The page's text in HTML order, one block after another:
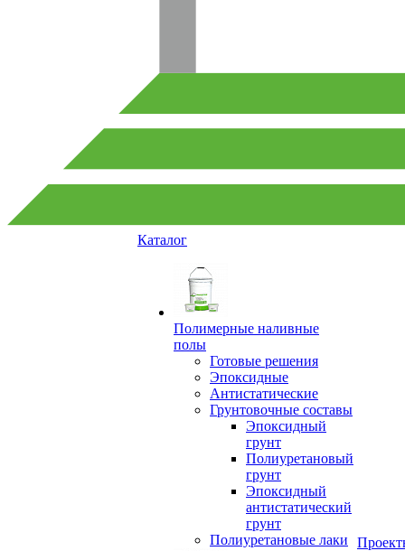
Каталог
Полимерные наливные
полы
Готовые решения
Эпоксидные
Антистатические
Грунтовочные составы
Эпоксидный
грунт
Полиуретановый
грунт
Эпоксидный
антистатический
грунт
Полиуретановые лаки